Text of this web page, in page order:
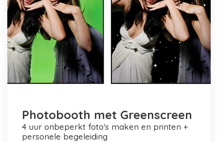
Photobooth met Greenscreen
4 uur onbeperkt foto's maken en printen +
personele begeleiding